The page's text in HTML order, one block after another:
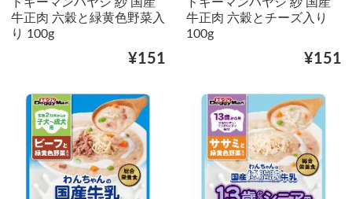
牛正肉 六穀と緑黄色野菜入
り 100g
¥151
牛正肉 六穀とチーズ入り
100g
¥151